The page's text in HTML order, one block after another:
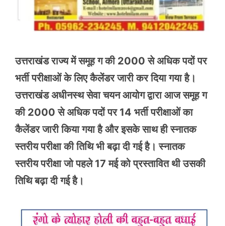
उत्तराखंड राज्य में समूह ग की 2000 से अधिक पदों पर
भर्ती परीक्षाओं के लिए कैलेंडर जारी कर दिया गया है।
उत्तराखंड अधीनस्थ सेवा चयन आयोग द्वारा आज समूह ग
की 2000 से अधिक पदों पर 14 भर्ती परीक्षाओं का
कैलेंडर जारी किया गया है और इसके साथ ही स्नातक
स्तरीय परीक्षा की तिथि भी बढ़ा दी गई है। स्नातक
स्तरीय परीक्षा जो पहले 17 मई को प्रस्तावित थी उसकी
तिथि बढ़ा दी गई है।